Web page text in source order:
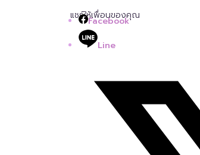
แชร์ให้เพื่อนของคุณ
Facebook
Line